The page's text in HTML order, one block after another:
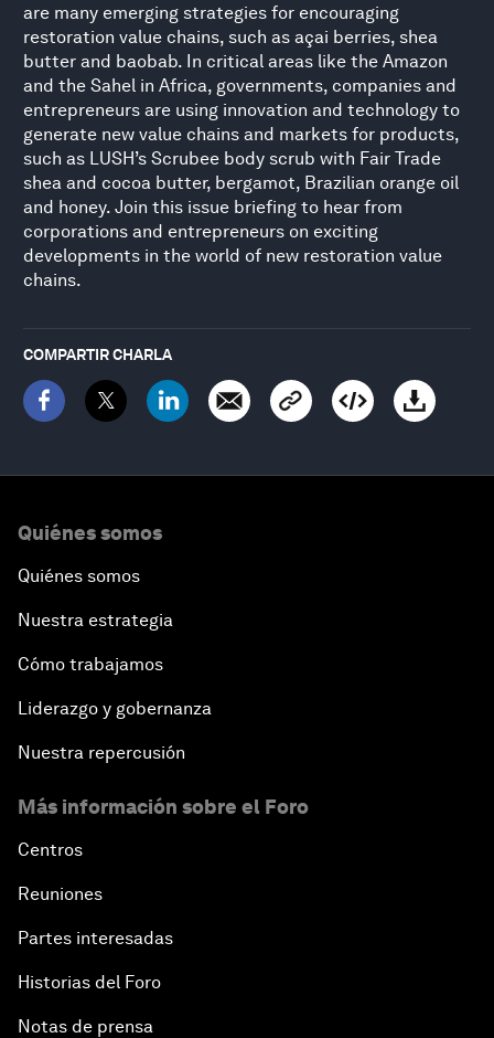
are many emerging strategies for encouraging
restoration value chains, such as açai berries, shea
butter and baobab. In critical areas like the Amazon
and the Sahel in Africa, governments, companies and
entrepreneurs are using innovation and technology to
generate new value chains and markets for products,
such as LUSH’s Scrubee body scrub with Fair Trade
shea and cocoa butter, bergamot, Brazilian orange oil
and honey. Join this issue briefing to hear from
corporations and entrepreneurs on exciting
developments in the world of new restoration value
chains.
COMPARTIR CHARLA
Quiénes somos
Quiénes somos
Nuestra estrategia
Cómo trabajamos
Liderazgo y gobernanza
Nuestra repercusión
Más información sobre el Foro
Centros
Reuniones
Partes interesadas
Historias del Foro
Notas de prensa